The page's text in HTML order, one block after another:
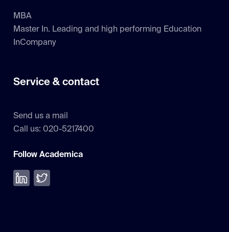
MBA
Master In. Leading and high performing Education
InCompany
Service & contact
Send us a mail
Call us: 020-5217400
Follow Academica
Volg ons op LinkedIn
Volg ons op Twitter